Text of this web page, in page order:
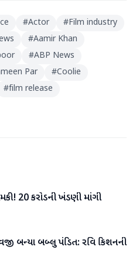
#Actor #Film industry
#Aamir Khan
#ABP News
Par #Coolie
#film release
20 કરોડની ખંડણી માંગી
બન્યા બબ્લુ પંડિત: રવિ કિશનની